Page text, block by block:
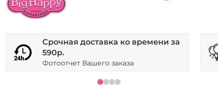
Срочная доставка ко времени за
590р.
Фотоотчет Вашего заказа